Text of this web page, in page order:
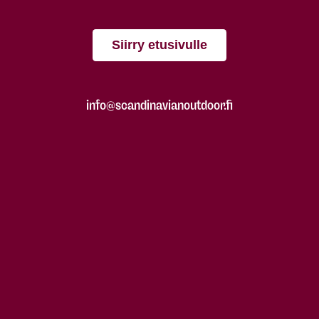
Siirry etusivulle
info@scandinavianoutdoor.fi